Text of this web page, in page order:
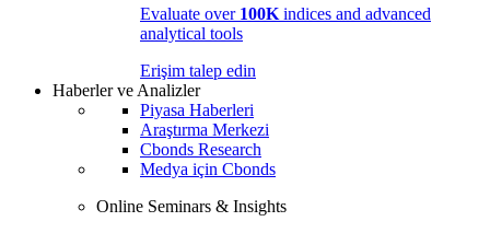
Evaluate over 100K indices and advanced
analytical tools
Erişim talep edin
Haberler ve Analizler
Piyasa Haberleri
Araştırma Merkezi
Cbonds Research
Medya için Cbonds
Online Seminars & Insights